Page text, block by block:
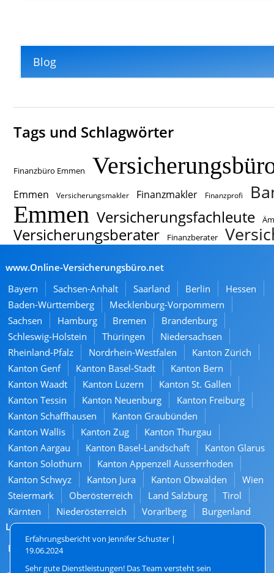
Erfahrungsbericht von Jennifer Schuster |
19.06.2024
Sehr gute Dienstleistungen! Das Team versteht sein
Blog
Tags und Schlagwörter
Finanzbüro Emmen
Emmen Versicherungsmakler Finanzmakler Finanzprofi
Emmen Versicherungsfachleute
Versicherungsberater Finanzberater
www.Online-Versicherungsbüro.net
Bayern
Sachsen-Anhalt Saarland Berlin
Hessen
Baden-Württemberg
Mecklenburg-Vorpommern
Sachsen
Hamburg Bremen
Brandenburg
Schleswig-Holstein
Thüringen
Niedersachsen
Rheinland-Pfalz
Nordrhein-Westfalen
Kanton Zürich
Kanton Genf
Kanton Basel-Stadt
Kanton Bern
Kanton Waadt
Kanton Luzern
Kanton St. Gallen
Kanton Tessin
Kanton Neuenburg
Kanton Freiburg
Kanton Schaffhausen
Kanton Graubünden
Kanton Wallis
Kanton Zug
Kanton Thurgau
Kanton Aargau
Kanton Basel-Landschaft
Kanton Glarus
Kanton Solothurn
Kanton Appenzell Ausserrhoden
Kanton Schwyz
Kanton Jura Kanton Obwalden
Wien
Steiermark
Oberösterreich Land Salzburg
Tirol
Kärnten
Niederösterreich Vorarlberg
Burgenland
Landkreise
Luzern
Emmen